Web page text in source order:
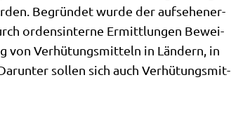
Begrün­det wur­de der auf­se­hen­er­
ordens­in­ter­ne Ermitt­lun­gen Bewei­
von Ver­hü­tungs­mit­teln in Län­dern, in
sol­len sich auch Ver­hü­tungs­mit­